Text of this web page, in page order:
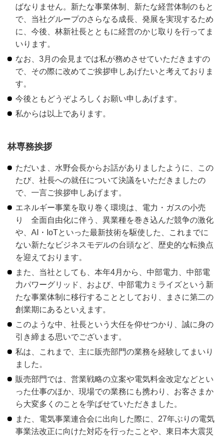
ばなりません。新たな事業体制、新たな経営体制のもと
で、当社グループのさらなる成長、発展を実現するため
に、今後、林新社長とともに経営のかじ取りを行ってま
いります。
なお、3月の会見までは私が務めさせていただきますの
で、その際に改めてご挨拶申しあげたいと考えておりま
す。
今後ともどうぞよろしくお願い申しあげます。
私からは以上であります。
林専務挨拶
ただいま、水野会長からお話がありましたように、この
たび、社長への就任について決議をいただきましたの
で、一言ご挨拶申しあげます。
エネルギー事業を取り巻く環境は、電力・ガスの小売
り 全面自由化に伴う、異業種を巻き込んだ競争の激化
や、AI・IoTといった最新技術を駆使した、これまでに
ない新たなビジネスモデルの台頭など、歴史的な転換点
を迎えております。
また、当社としても、本年4月から、中部電力、中部電
力パワーグリッド、および、中部電力ミライズという新
たな事業体制に移行することとしており、まさに第二の
創業期にあるといえます。
このような中、社長という大任を仰せつかり、誠に身の
引き締まる思いでございます。
私は、これまで、主に販売部門の業務を経験してまいり
ました。
販売部門では、営業戦略の立案や電気料金改定などとい
った仕事のほか、現場での業務にも携わり、お客さまか
ら大変多くのことを学ばせていただきました。
また、電気事業連合会に出向した際に、27年ぶりの電気
事業法改正に向けた対応を行ったことや、東日本大震災